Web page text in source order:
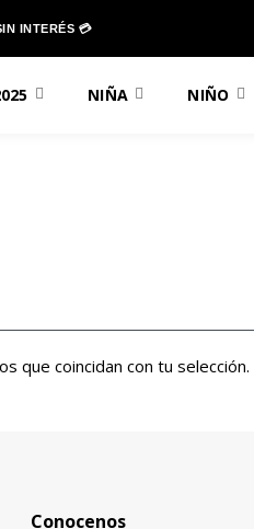
INTERÉS 💳
NIÑA NIÑO
que coincidan con tu selección.
Conocenos